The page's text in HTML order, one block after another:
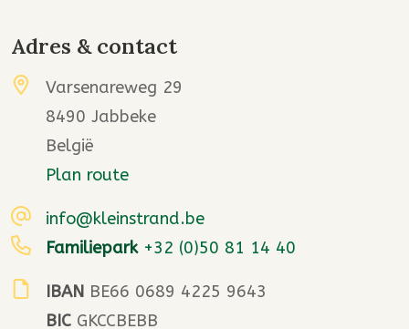
Adres & contact
Varsenareweg 29
8490 Jabbeke
België
Plan route
info@kleinstrand.be
Familiepark+32 (0)50 81 14 40
IBAN BE66 0689 4225 9643
BIC GKCCBEBB